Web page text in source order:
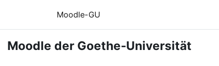
Moodle-GU
Moodle der Goethe-Universität